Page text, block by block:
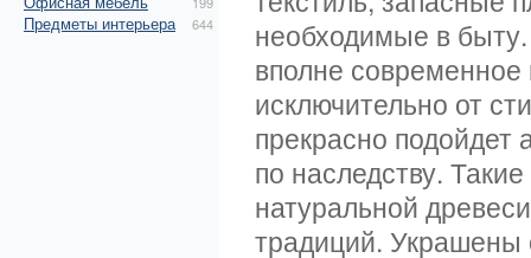
Предметы интерьера 644
необходимые в
вполне
исключительно от
прекрасно
по наследству.
натуральной
традиций. Украшены